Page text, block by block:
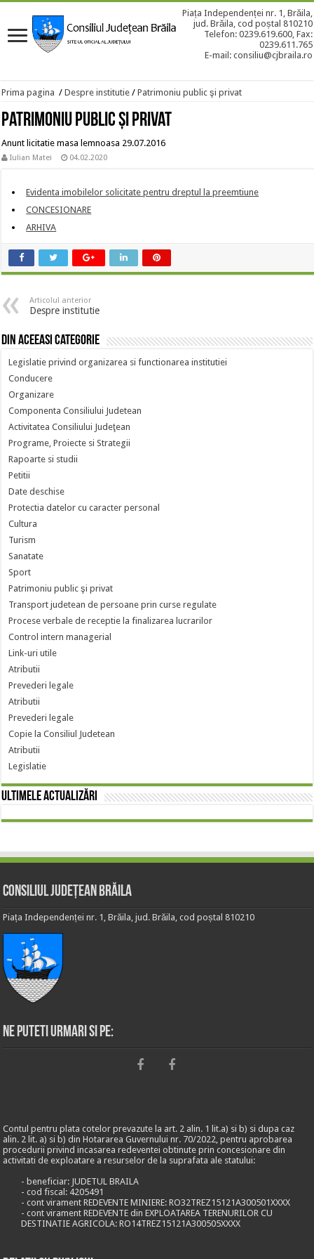
Piața Independenței nr. 1, Brăila,
jud. Brăila, cod poștal 810210
Telefon: 0239.619.600, Fax:
0239.611.765
E-mail: consiliu@cjbraila.ro
Prima pagina / Despre institutie / Patrimoniu public şi privat
Patrimoniu public şi privat
Anunt licitatie masa lemnoasa 29.07.2016
Iulian Matei 04.02.2020
Evidenta imobilelor solicitate pentru dreptul la preemtiune
CONCESIONARE
ARHIVA
Articolul anterior
Despre institutie
Din aceeasi categorie
Legislatie privind organizarea si functionarea institutiei
Conducere
Organizare
Componenta Consiliului Judetean
Activitatea Consiliului Judeţean
Programe, Proiecte si Strategii
Rapoarte si studii
Petitii
Date deschise
Protectia datelor cu caracter personal
Cultura
Turism
Sanatate
Sport
Patrimoniu public şi privat
Transport judetean de persoane prin curse regulate
Procese verbale de receptie la finalizarea lucrarilor
Control intern managerial
Link-uri utile
Atributii
Prevederi legale
Atributii
Prevederi legale
Copie la Consiliul Judetean
Atributii
Legislatie
Ultimele actualizări
Consiliul Județean Brăila
Piața Independenței nr. 1, Brăila, jud. Brăila, cod poștal 810210
Ne puteti urmari si pe:
Contul pentru plata cotelor prevazute la art. 2 alin. 1 lit.a) si b) si dupa caz
alin. 2 lit. a) si b) din Hotararea Guvernului nr. 70/2022, pentru aprobarea
procedurii privind incasarea redeventei obtinute prin concesionare din
activitati de exploatare a resurselor de la suprafata ale statului:
- beneficiar: JUDETUL BRAILA
- cod fiscal: 4205491
- cont virament REDEVENTE MINIERE: RO32TREZ15121A300501XXXX
- cont virament REDEVENTE din EXPLOATAREA TERENURILOR CU
DESTINATIE AGRICOLA: RO14TREZ15121A300505XXXX